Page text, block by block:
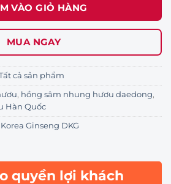
VÀO GIỎ HÀNG
MUA NGAY
cả sản phẩm
, hồng sâm nhung hươu daedong,
Hàn Quốc
Ginseng DKG
quyền lợi khách